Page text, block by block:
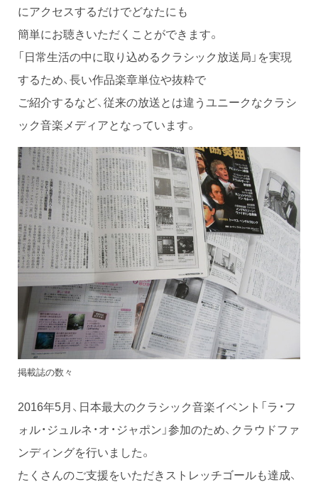
にアクセスするだけでどなたにも
簡単にお聴きいただくことができます。
「日常生活の中に取り込めるクラシック放送局」を実現
するため、長い作品楽章単位や抜粋で
ご紹介するなど、従来の放送とは違うユニークなクラシ
ック音楽メディアとなっています。
掲載誌の数々
2016年5月、日本最大のクラシック音楽イベント「ラ・フ
ォル・ジュルネ・オ・ジャポン」参加のため、クラウドファ
ンディングを行いました。
たくさんのご支援をいただきストレッチゴールも達成、